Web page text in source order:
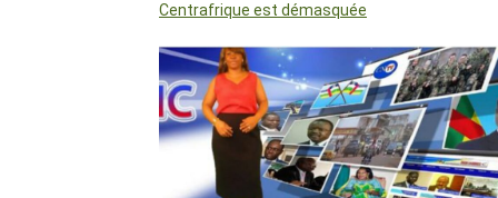
Centrafrique est démasquée